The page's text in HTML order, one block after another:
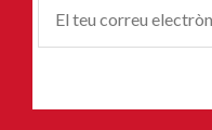
Correu-